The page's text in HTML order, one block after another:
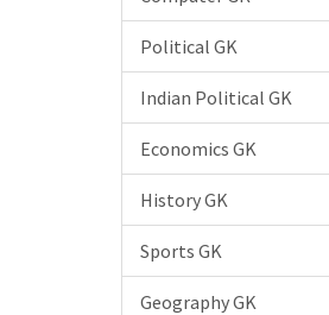
Political GK
Indian Political GK
Economics GK
History GK
Sports GK
Geography GK